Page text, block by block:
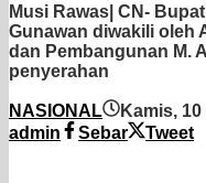
Musi Rawas| CN-
Gunawan diwakili oleh
dan Pembangunan M.
penyerahan
NASIONAL Kamis,
admin
Sebar Tweet